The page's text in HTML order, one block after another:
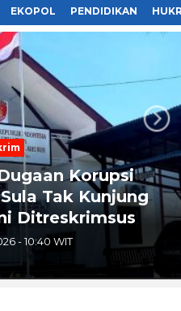
EKOPOL PENDIDIKAN
Malut Diduga
Ratusan Miliar di
Sula
- 13:18 WIT
Next